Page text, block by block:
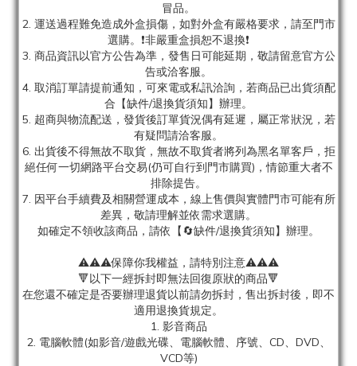
冒品。
2. 運送過程難免造成外盒損傷，如對外盒有嚴格要求，請至門市
選購。❗非嚴重盒損恕不退換❗
3. 商品資訊以官方公告為準，發售日可能延期，敬請留意官方公
告或洽客服。
4. 取消訂單請提前通知，可來電或私訊洽詢，若商品已出貨須配
合【缺件/退換貨須知】辦理。
5. 超商與物流配送，發貨後訂單貨況偶有延遲，屬正常狀況，若
有疑問請洽客服。
6. 出貨後不得無故不取貨，無故不取貨者將列為黑名單客戶，拒
絕任何一切網路平台交易(仍可自行到門市購買)，情節重大者不
排除提告。
7. 因平台手續費及相關營運成本，線上售價與實體門市可能有所
差異，敬請理解並依需求選購。
如確定不領收該商品，請依【🔄缺件/退換貨須知】辦理。
⚠️⚠️⚠️保障你我權益，請特別注意⚠️⚠️⚠️
🔻以下一經拆封即無法回復原狀的商品🔻
在您還不確定是否要辦理退貨以前請勿拆封，售出拆封後，即不
適用退換貨規定。
1. 影音商品
2. 電腦軟體(如影音/遊戲光碟、電腦軟體、序號、CD、DVD、
VCD等)